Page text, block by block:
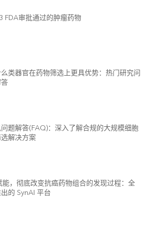
FDA审批通过的肿瘤药物
类器官在药物筛选上更具优势：热门研究问
题解答(FAQ)：深入了解合规的大规模细胞
解决方案
能，彻底改变抗癌药物组合的发现过程：全
的 SynAI 平台